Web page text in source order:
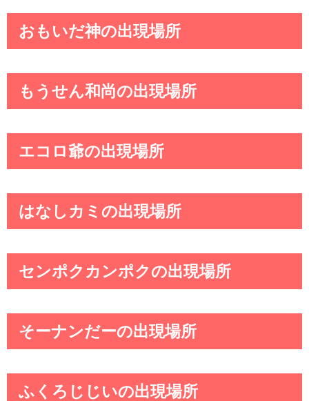
おもいだ神の出現場所
もうせん和尚の出現場所
エコロ爺の出現場所
はなしカミの出現場所
センポクカンポクの出現場所
そーナンだーの出現場所
ふくろじじいの出現場所